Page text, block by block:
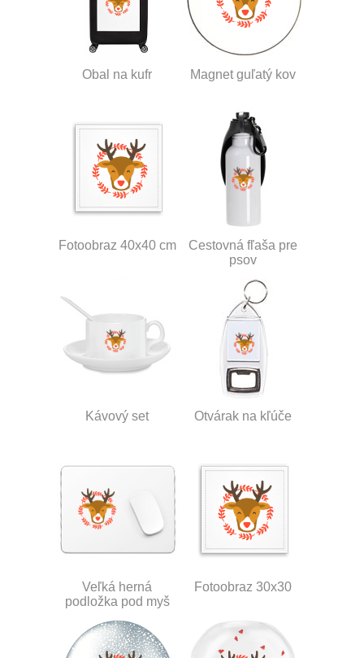
Obal na kufr Magnet guľatý kov
Fotoobraz 40x40 cm
Cestovná fľaša pre
psov
Kávový set Otvárak na kľúče
Veľká herná
podložka pod myš
Fotoobraz 30x30